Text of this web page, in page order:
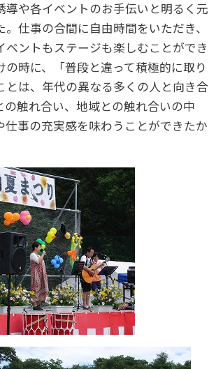
導や各イベントのお手伝いと明るく元
仕事の合間に自由時間をいただき、
ベントもステージも楽しむことができ
の時に、「普段と違って積極的に取り
とは、年代の異なる多くの人と向き合
の触れ合い、地域との触れ合いの中
仕事の充実感を味わうことができたか